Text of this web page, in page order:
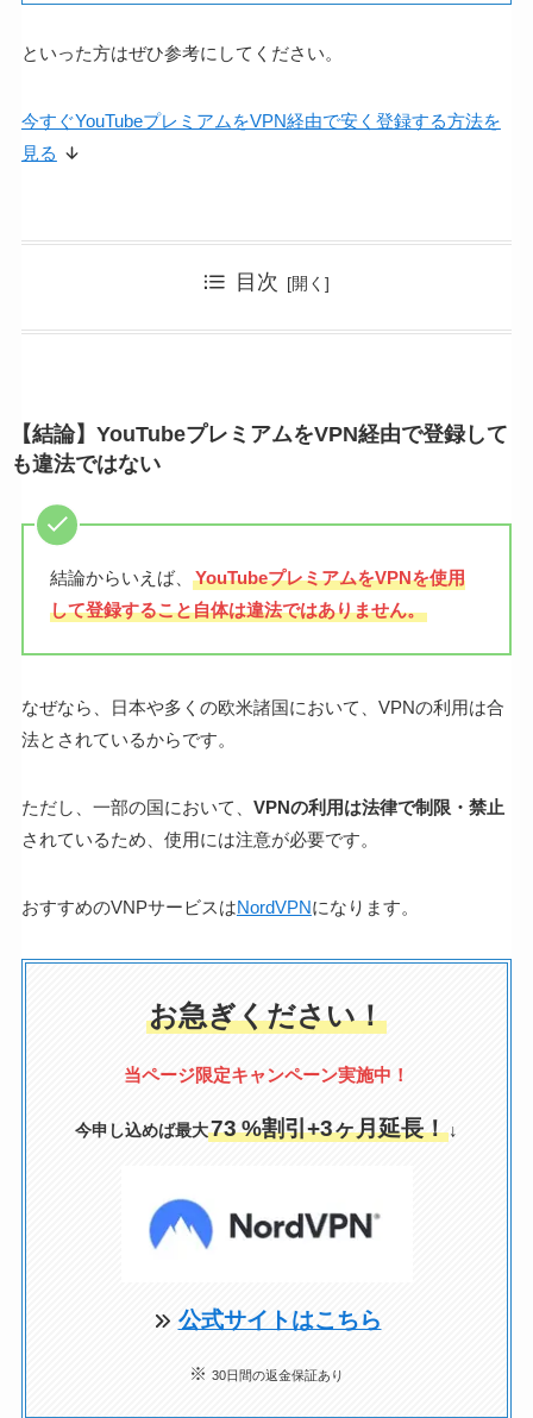
といった方はぜひ参考にしてください。
今すぐYouTubeプレミアムをVPN経由で安く登録する方法を
見る
目次
【結論】YouTubeプレミアムをVPN経由で登録して
も違法ではない
結論からいえば、YouTubeプレミアムをVPNを使用
して登録すること自体は違法ではありません。
なぜなら、日本や多くの欧米諸国において、VPNの利用は合
法とされているからです。
ただし、一部の国において、 VPNの利用は法律で制限・禁止
されているため、使用には注意が必要です。
おすすめのVNPサービスはNordVPNになります。
お急ぎください！
当ページ限定キャンペーン実施中！
今申し込めば最大73%割引+3ヶ月延長！ ↓
公式サイトはこちら
※ 30日間の返金保証あり